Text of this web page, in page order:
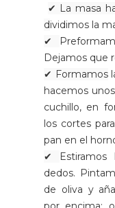
✔ La masa
dividimos la
✔
Dejamos que
✔ Formamos
hacemos
cuchillo, en
los cortes
pan en el
✔
dedos.
de oliva y